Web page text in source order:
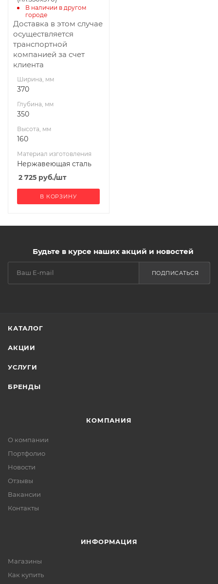
УМКВ наличии в другом
городе
Доставка в этом случае
осуществляется
транспортной
компанией за счет
клиента
Ширина, мм
370
Глубина, мм
350
Высота, мм
160
Материал изготовления
Нержавеющая сталь
2 725 руб./шт
В КОРЗИНУ
Будьте в курсе наших акций и новостей
ПОДПИСАТЬСЯ
КАТАЛОГ
АКЦИИ
УСЛУГИ
БРЕНДЫ
КОМПАНИЯ
О компании
Портфолио
Новости
Отзывы
Вакансии
Контакты
ИНФОРМАЦИЯ
Магазины
Как купить